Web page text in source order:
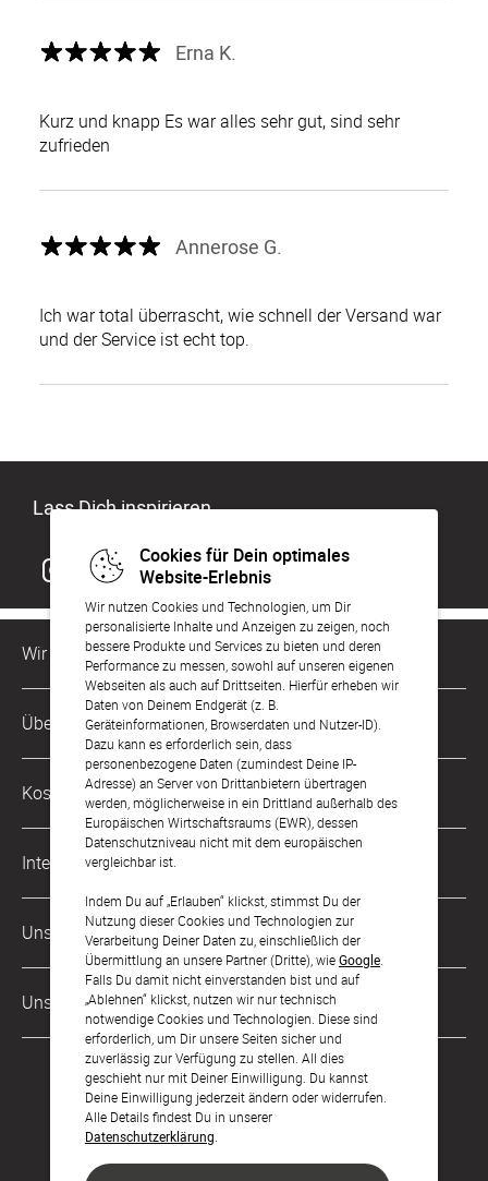
Cookies für Dein optimales
Website-Erlebnis
Wir nutzen Cookies und Technologien, um Dir
personalisierte Inhalte und Anzeigen zu zeigen, noch
bessere Produkte und Services zu bieten und deren
Performance zu messen, sowohl auf unseren eigenen
Webseiten als auch auf Drittseiten. Hierfür erheben wir
Daten von Deinem Endgerät (z. B.
Geräteinformationen, Browserdaten und Nutzer-ID).
Dazu kann es erforderlich sein, dass
personenbezogene Daten (zumindest Deine IP-
Adresse) an Server von Drittanbietern übertragen
werden, möglicherweise in ein Drittland außerhalb des
Europäischen Wirtschaftsraums (EWR), dessen
Datenschutzniveau nicht mit dem europäischen
vergleichbar ist.
Indem Du auf „Erlauben“ klickst, stimmst Du der
Nutzung dieser Cookies und Technologien zur
Verarbeitung Deiner Daten zu, einschließlich der
Übermittlung an unsere Partner (Dritte), wieGoogle
Falls Du damit nicht einverstanden bist und auf
„Ablehnen“ klickst, nutzen wir nur technisch
notwendige Cookies und Technologien. Diese sind
erforderlich, um Dir unsere Seiten sicher und
zuverlässig zur Verfügung zu stellen. All dies
geschieht nur mit Deiner Einwilligung. Du kannst
Deine Einwilligung jederzeit ändern oder widerrufen.
Alle Details findest Du in unserer
Datenschutzerklärung
Erna K.
Kurz und knapp Es war alles sehr gut, sind sehr
zufrieden
Annerose G.
Ich war total überrascht, wie schnell der Versand war
und der Service ist echt top.
Lass Dich inspirieren
Wir sind für Dich da
Kundenservice-Hotline
0221 956 725 10
Mo. - Fr. von 9 bis 17 Uhr
kontakt@sendmoments.de
Über Uns
Philosophie
Karriere
Impressum
AGB & Widerrufsrecht
Zahlung & Versand
Datenschutz
Barrierefreiheitserklärung
LLM's
Kostenlose Services
Musterkarten
Digitale Gästelisten
FAQ & Hilfe
International
Österreich
Schweiz
Frankreich
Unsere Zahlungsarten
Unsere Partner